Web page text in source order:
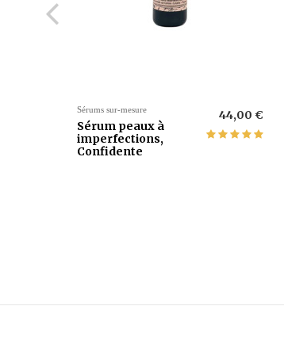
Sérums sur-mesure
Sérum peaux à
imperfections,
Confidente
44,00 €